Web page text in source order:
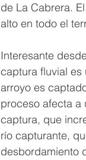
de La Cabrera.
alto en todo el
Interesante
captura fluvial es
arroyo es
proceso afecta
captura, que
río capturante,
desbordamiento